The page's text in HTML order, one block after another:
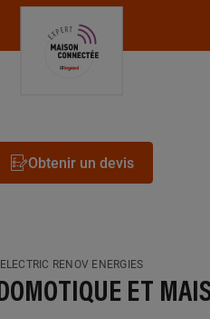
Obtenir un devis
ELECTRIC RENOV ENERGIES
ET